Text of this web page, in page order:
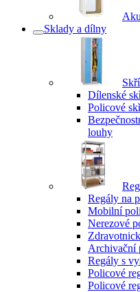
Sklady a dílny
Dílenské
Policové
louhy
Regály na
Mobilní
Nerezové
Archivační
Regály s
Policové
Policové